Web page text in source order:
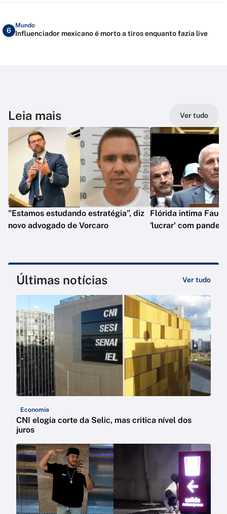
6
Mundo
Influenciador mexicano é morto a tiros enquanto fazia live
Leia mais Ver tudo
"Estamos estudando estratégia”, diz
novo advogado de Vorcaro
Flórida intima
'lucrar' com
Últimas notícias Ver tudo
Economia
CNI elogia corte da Selic, mas critica nível dos
juros